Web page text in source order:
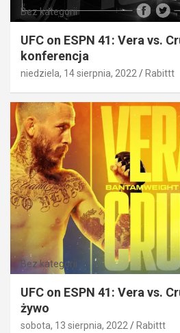
Bez kategorii
UFC on ESPN 41: Vera vs.
konferencja
niedziela, 14 sierpnia, 2022 Rabittt
Bez kategorii
UFC on ESPN 41: Vera vs.
żywo
sobota, 13 sierpnia, 2022 Rabittt